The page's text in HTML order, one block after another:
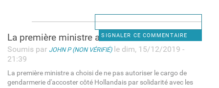
SIGNALER CE COMMENTAIRE
La première ministre a choisi
Soumis par JOHN P (NON VÉRIFIÉ)le dim, 15/12/2019 -
21:39
La première ministre a choisi de ne pas autoriser le cargo de
gendarmerie d'accoster côté Hollandais par solidarité avec les